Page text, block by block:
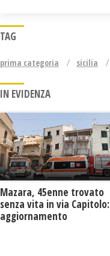
TAG
prima categoria sicilia
IN EVIDENZA
Mazara, 45enne trovato
senza vita in via Capitolo:
aggiornamento